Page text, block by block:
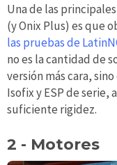
Una de las
(y Onix Plus) es que
las pruebas de
no es la cantidad de
versión más cara,
Isofix y ESP de serie,
suficiente rigidez.
2 - Motores